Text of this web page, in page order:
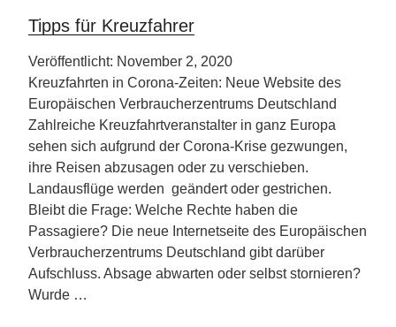
Tipps für Kreuzfahrer
Veröffentlicht: November 2, 2020
Kreuzfahrten in Corona-Zeiten: Neue Website des
Europäischen Verbraucherzentrums Deutschland
Zahlreiche Kreuzfahrtveranstalter in ganz Europa
sehen sich aufgrund der Corona-Krise gezwungen,
ihre Reisen abzusagen oder zu verschieben.
Landausflüge werden geändert oder gestrichen.
Bleibt die Frage: Welche Rechte haben die
Passagiere? Die neue Internetseite des Europäischen
Verbraucherzentrums Deutschland gibt darüber
Aufschluss. Absage abwarten oder selbst stornieren?
Wurde …